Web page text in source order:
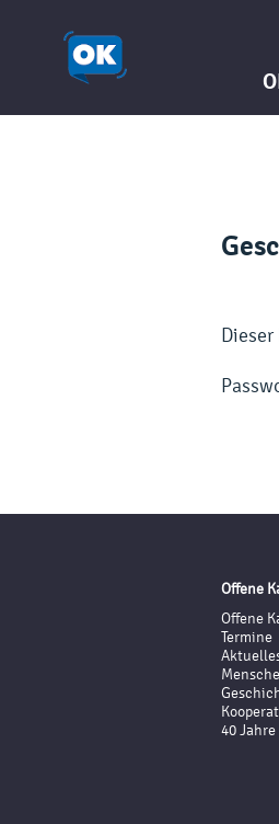
Offene
Offene
Termine
40